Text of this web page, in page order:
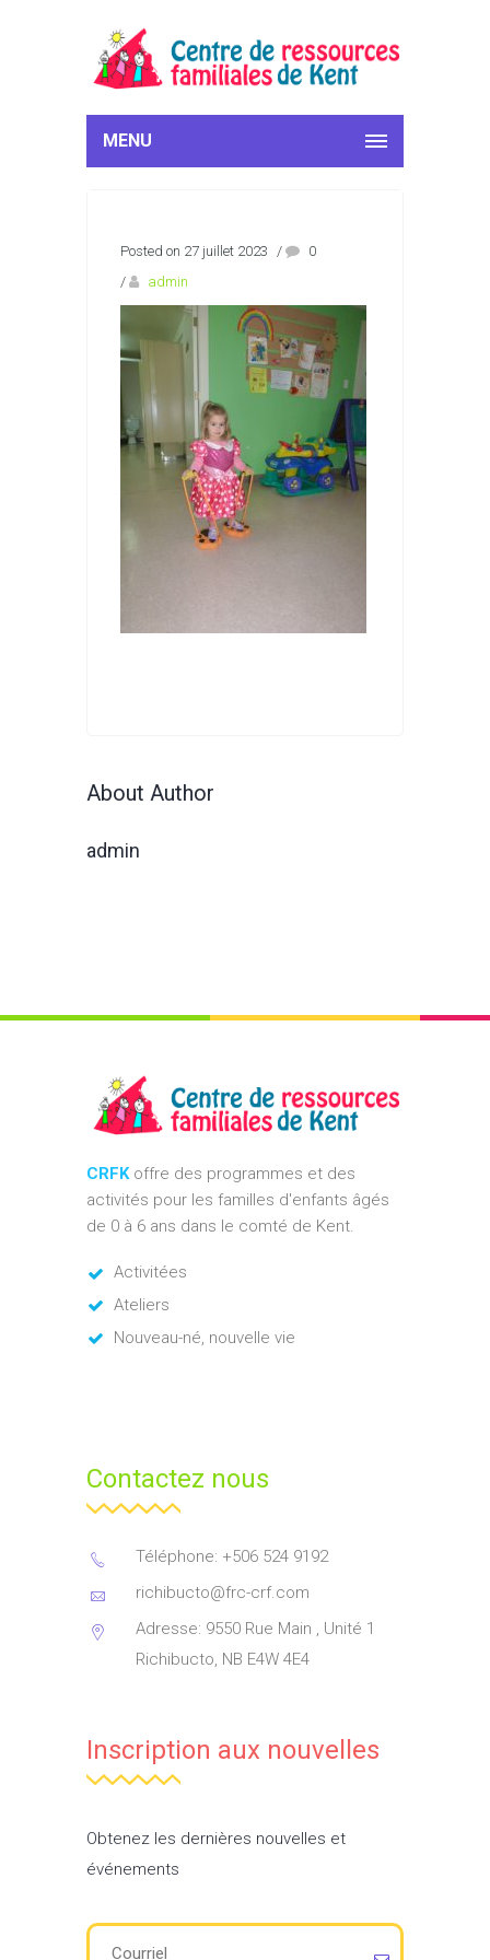
MENU
Posted on 27 juillet 2023 /
0
/
admin
About Author
admin
CRFKoffre des programmes et des
activités pour les familles d'enfants âgés
de 0 à 6 ans dans le comté de Kent.
Activitées
Ateliers
Nouveau-né, nouvelle vie
Contactez nous
Téléphone: +506 524 9192
richibucto@frc-crf.com
Adresse: 9550 Rue Main , Unité 1
Richibucto, NB E4W 4E4
Inscription aux nouvelles
Obtenez les dernières nouvelles et
événements